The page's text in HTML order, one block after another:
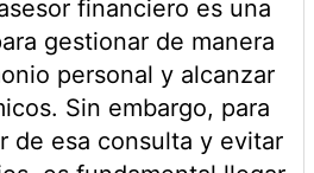
financiero es una
gestionar de manera
personal y alcanzar
Sin embargo, para
de esa consulta y evitar